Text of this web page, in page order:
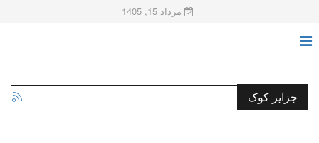
مرداد 15, 1405
جزایر کوک